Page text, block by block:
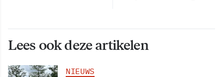
Lees ook deze artikelen
NIEUWS